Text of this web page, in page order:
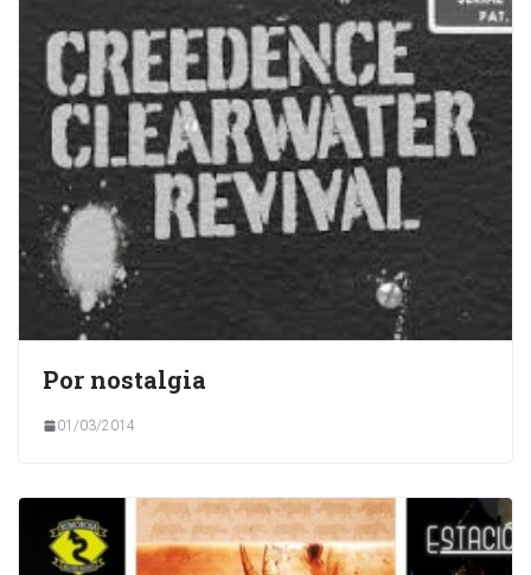
Por nostalgia
01/03/2014